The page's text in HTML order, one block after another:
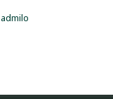
admilo